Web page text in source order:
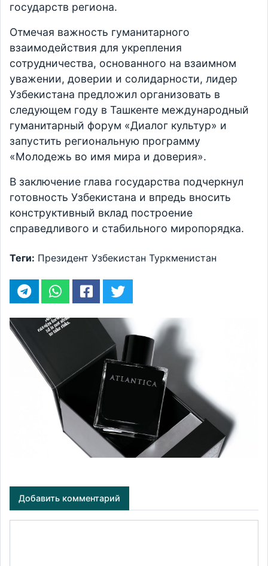
государств региона.
Отмечая важность гуманитарного
взаимодействия для укрепления
сотрудничества, основанного на взаимном
уважении, доверии и солидарности, лидер
Узбекистана предложил организовать в
следующем году в Ташкенте международный
гуманитарный форум «Диалог культур» и
запустить региональную программу
«Молодежь во имя мира и доверия».
В заключение глава государства подчеркнул
готовность Узбекистана и впредь вносить
конструктивный вклад построение
справедливого и стабильного миропорядка.
Теги: Президент Узбекистан Туркменистан
Добавить комментарий